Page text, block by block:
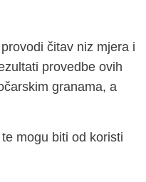
čitav niz mjera i
provedbe ovih
granama, a
mogu biti od koristi